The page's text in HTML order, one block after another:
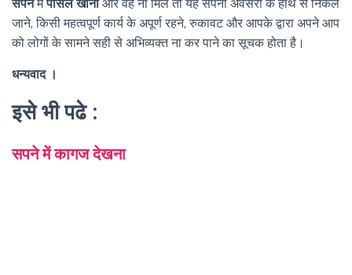
सपनेमेंपेंसिल खोनाऔर वह ना मिले तो यह सपना अवसरों के हाथ से निकल
जाने, किसी महत्वपूर्ण कार्य के अपूर्ण रहने, रुकावट और आपके द्वारा अपने आप
को लोगों के सामने सही से अभिव्यक्त ना कर पाने का सूचक होता है।
धन्यवाद ।
इसे भी पढे :
सपने में कागज देखना